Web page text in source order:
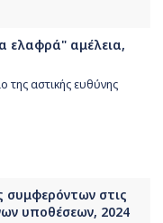
ελαφρά" αμέλεια,
της αστικής ευθύνης
συμφερόντων στις
υποθέσεων, 2024